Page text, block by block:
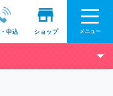
申込 ショップ メニュー